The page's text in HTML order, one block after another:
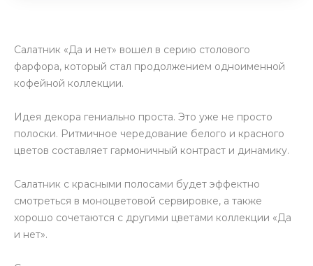
Салатник «Да и нет» вошел в серию столового
фарфора, который стал продолжением одноименной
кофейной коллекции.
Идея декора гениально проста. Это уже не просто
полоски. Ритмичное чередование белого и красного
цветов составляет гармоничный контраст и динамику.
Салатник с красными полосами будет эффектно
смотреться в моноцветовой сервировке, а также
хорошо сочетаются с другими цветами коллекции «Да
и нет».